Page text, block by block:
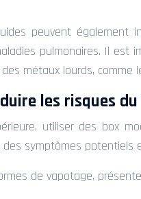
peuvent également
pulmonaires. Il est
métaux lourds,
les risques
utiliser des box
symptômes
de vapotage,